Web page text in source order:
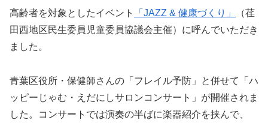
高齢者を対象としたイベント 「JAZZ & 健康づくり」
（荏
田西地区民生委員児童委員協議会主催）に呼んでいただき
ました。
青葉区役所・保健師さんの「フレイル予防」と併せて「ハ
ッピーじゃむ・えだにしサロンコンサート」が開催されま
した。コンサートでは演奏の半ばに楽器紹介を挟んで、